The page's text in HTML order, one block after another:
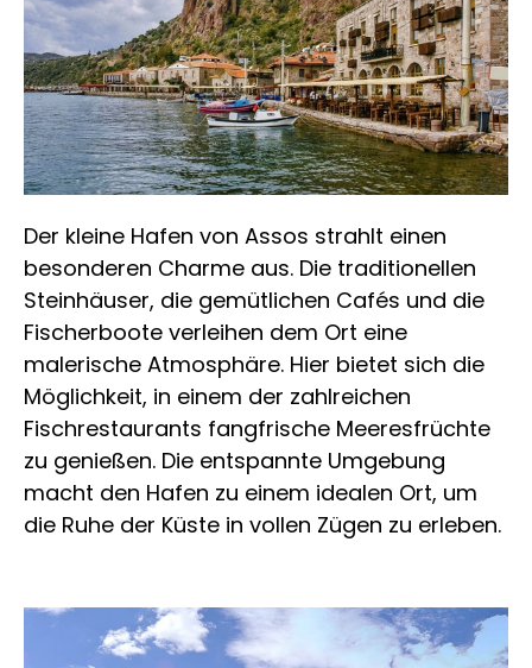
Der kleine Hafen von Assos strahlt einen
besonderen Charme aus. Die traditionellen
Steinhäuser, die gemütlichen Cafés und die
Fischerboote verleihen dem Ort eine
malerische Atmosphäre. Hier bietet sich die
Möglichkeit, in einem der zahlreichen
Fischrestaurants fangfrische Meeresfrüchte
zu genießen. Die entspannte Umgebung
macht den Hafen zu einem idealen Ort, um
die Ruhe der Küste in vollen Zügen zu erleben.